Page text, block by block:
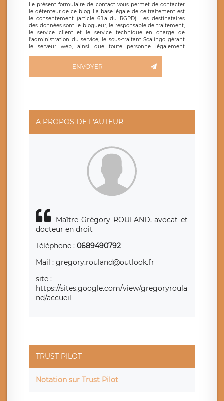
Le présent formulaire de contact vous permet de contacter
le détenteur de ce blog. La base légale de ce traitement est
le consentement (article 6.1.a du RGPD). Les destinataires
des données sont le blogueur, le responsable de traitement,
le service client et le service technique en charge de
l’administration du service, le sous-traitant Scalingo gérant
le serveur web, ainsi que toute personne légalement
autorisée. Le formulaire de contact à destination du
basé en France et offrant des
clauses de protection
limitation du traitement relatif à vos données à caractère
données. Vous pouvez exercer ces droits auprès du délégué
de traitement est la société LÉGAVOX, sis 9 rue Léopold
Sédar Senghor, joignable à l’adresse mail :
responsabledetraitement@legavox.fr. Vous avez également
le droit d’introduire une réclamation auprès d’une autorité
ENVOYER
A PROPOS DE L'AUTEUR
Maître Grégory ROULAND, avocat et
docteur en droit
Téléphone : 0689490792
Mail : gregory.rouland@outlook.fr
site :
https://sites.google.com/view/gregoryroula
nd/accueil
TRUST PILOT
Notation sur Trust Pilot